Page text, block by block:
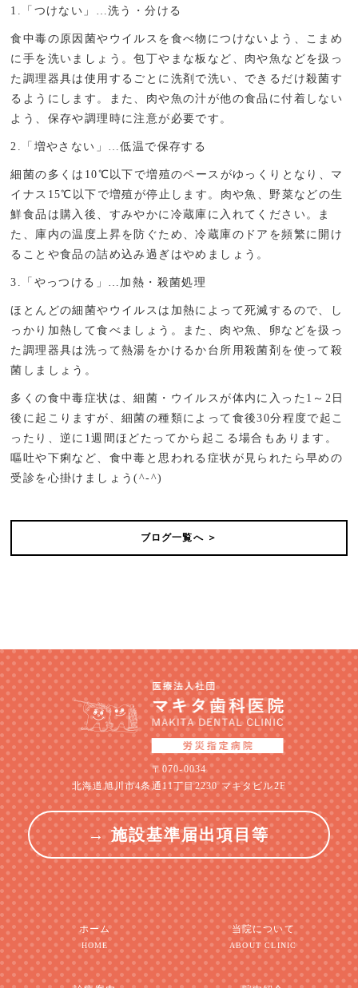
1.「つけない」…洗う・分ける
食中毒の原因菌やウイルスを食べ物につけないよう、こまめ
に手を洗いましょう。包丁やまな板など、肉や魚などを扱っ
た調理器具は使用するごとに洗剤で洗い、できるだけ殺菌す
るようにします。また、肉や魚の汁が他の食品に付着しない
よう、保存や調理時に注意が必要です。
2.「増やさない」…低温で保存する
細菌の多くは10℃以下で増殖のペースがゆっくりとなり、マ
イナス15℃以下で増殖が停止します。肉や魚、野菜などの生
鮮食品は購入後、すみやかに冷蔵庫に入れてください。ま
た、庫内の温度上昇を防ぐため、冷蔵庫のドアを頻繁に開け
ることや食品の詰め込み過ぎはやめましょう。
3.「やっつける」…加熱・殺菌処理
ほとんどの細菌やウイルスは加熱によって死滅するので、し
っかり加熱して食べましょう。また、肉や魚、卵などを扱っ
た調理器具は洗って熱湯をかけるか台所用殺菌剤を使って殺
菌しましょう。
多くの食中毒症状は、細菌・ウイルスが体内に入った1～2日
後に起こりますが、細菌の種類によって食後30分程度で起こ
ったり、逆に1週間ほどたってから起こる場合もあります。
嘔吐や下痢など、食中毒と思われる症状が見られたら早めの
受診を心掛けましょう(^-^)
ブログ一覧へ ＞
〒070-0034
北海道旭川市4条通11丁目2230 マキタビル2F
→ 施設基準届出項目等
ホーム
HOME
当院について
ABOUT CLINIC